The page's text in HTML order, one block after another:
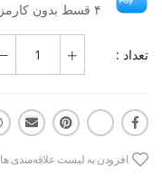
۴ قسط بدون کارمزد، ماهانه ۱۴۸٬۷۵۰ تومان
تعداد :
افزودن به لیست علاقه‌مندی ها